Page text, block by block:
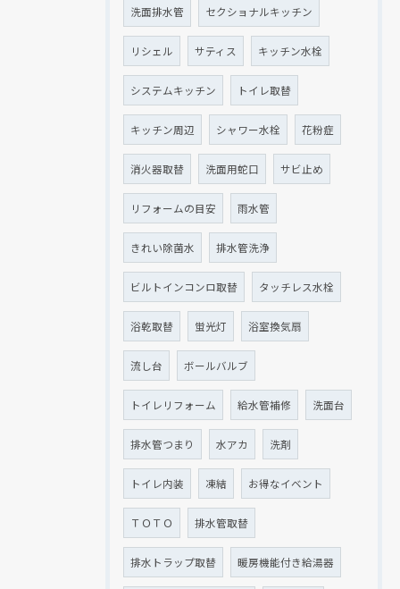
洗面排水管 セクショナルキッチン
リシェル サティス キッチン水栓
システムキッチン トイレ取替
キッチン周辺 シャワー水栓 花粉症
消火器取替 洗面用蛇口 サビ止め
リフォームの目安 雨水管
きれい除菌水 排水管洗浄
ビルトインコンロ取替 タッチレス水栓
浴乾取替 蛍光灯 浴室換気扇
流し台 ボールバルブ
トイレリフォーム 給水管補修 洗面台
排水管つまり 水アカ 洗剤
トイレ内装 凍結 お得なイベント
ＴＯＴＯ 排水管取替
排水トラップ取替 暖房機能付き給湯器